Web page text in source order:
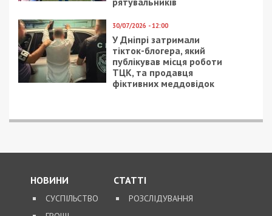
4/08/2026 - 18:00
служби: ДБР викрило
Поліцейську засудили до